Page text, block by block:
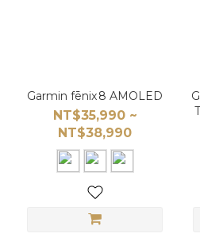
Garmin fēnix 8 AMOLED
NT$35,990 ~
NT$38,990